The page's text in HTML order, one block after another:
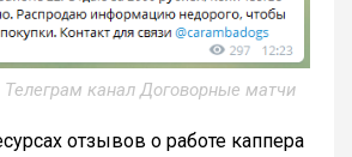
канал Договорные матчи
отзывов о работе каппера